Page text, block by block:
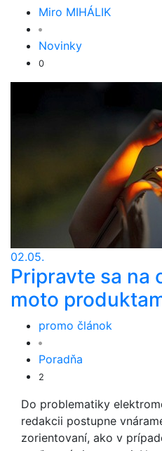
Miro MIHÁLIK
Novinky
0
02.05.
Pripravte sa na
moto
promo článok
Poradňa
2
Do problematiky
redakcii postupne
zorientovaní, ako v